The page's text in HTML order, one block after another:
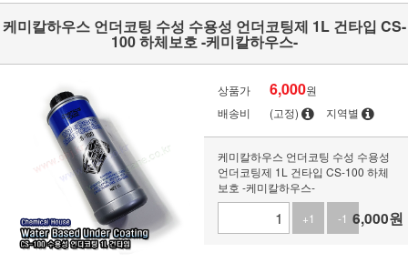
케미칼하우스 언더코팅 수성 수용성 언더코팅제 1L 건타입 CS-
100 하체보호 -케미칼하우스-
상품가 6,000원
배송비
(고정) 지역별
케미칼하우스 언더코팅 수성 수용성
언더코팅제 1L 건타입 CS-100 하체
보호 -케미칼하우스-
+1
-1 6,000원